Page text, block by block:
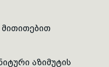
აზიმუტის